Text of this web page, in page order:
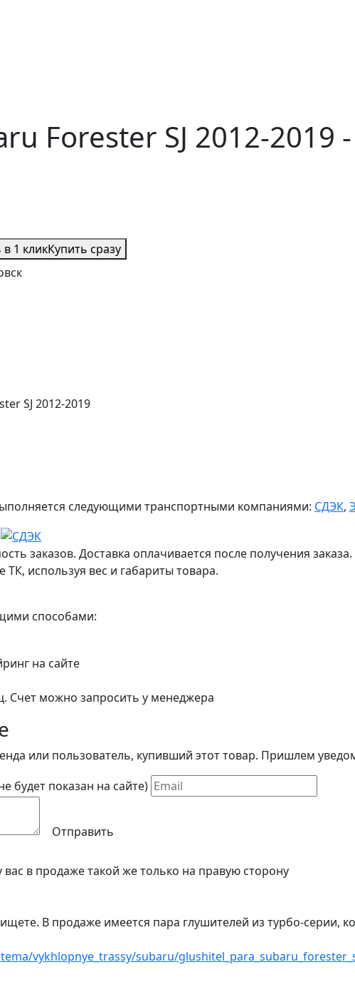
Forester SJ 2012-2019
1 кликКупить сразу
SJ 2012-2019
следующими транспортными компаниями: СДЭК,
заказов. Доставка оплачивается после получения
используя вес и габариты товара.
способами:
на сайте
Счет можно запросить у менеджера
или пользователь, купивший этот товар. Пришлем
будет показан на сайте)
Отправить
вас в продаже такой же только на правую сторону
В продаже имеется пара глушителей из турбо-серии,
vykhlopnye_trassy/subaru/